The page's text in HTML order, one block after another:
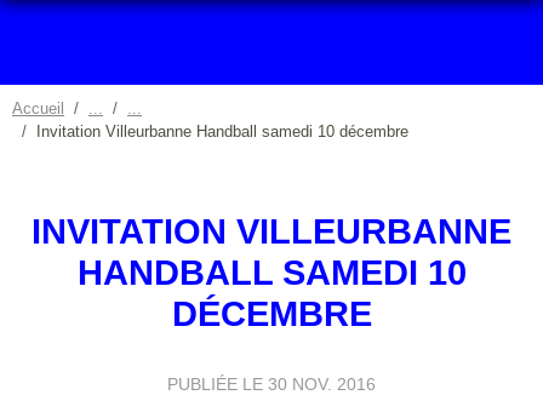
Accueil
Invitation Villeurbanne Handball samedi 10 décembre
INVITATION VILLEURBANNE
HANDBALL SAMEDI 10
DÉCEMBRE
PUBLIÉE LE 30 NOV. 2016